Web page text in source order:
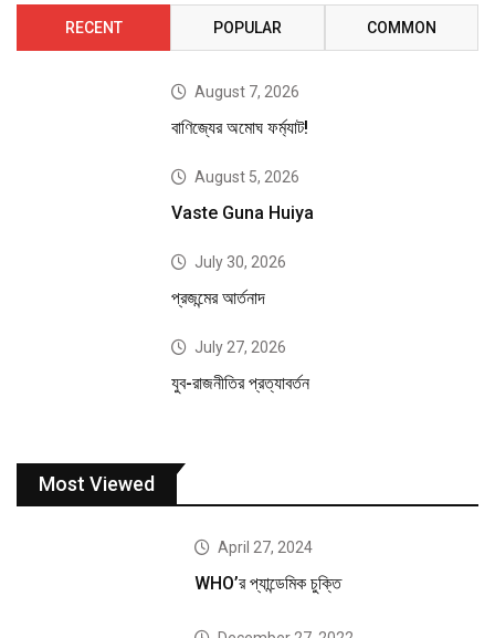
RECENT POPULAR COMMON
August 7, 2026
বাণিজ্যের অমোঘ ফর্ম্যাট!
August 5, 2026
Vaste Guna Huiya
July 30, 2026
প্রজন্মের আর্তনাদ
July 27, 2026
যুব-রাজনীতির প্রত্যাবর্তন
Most Viewed
April 27, 2024
WHO’র প্যান্ডেমিক চুক্তি